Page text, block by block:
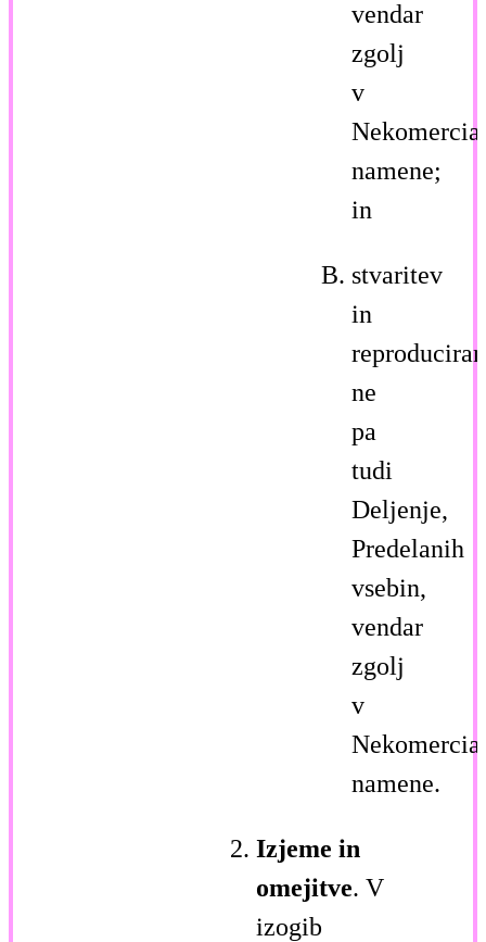
vendar
zgolj
v
namene;
in
stvaritev
in
ne
pa
tudi
Deljenje,
Predelanih
vsebin,
vendar
zgolj
v
namene.
Izjeme in
omejitve. V
izogib